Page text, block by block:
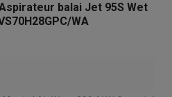
balai Jet 95S Wet
WA